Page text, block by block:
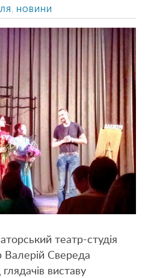
НОВИНИ
театр-студія
Валерій Свереда
виставу